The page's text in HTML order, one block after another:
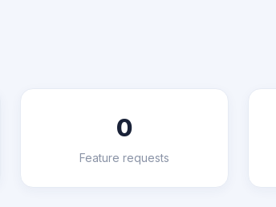
0
Feature requests